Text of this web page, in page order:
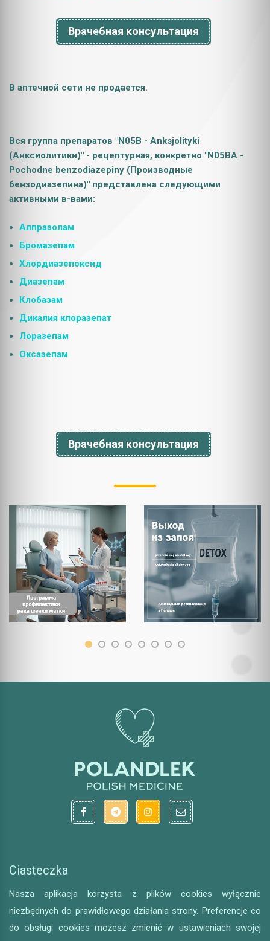
Врачебная консультация
В аптечной сети не продается.
Вся группа препаратов "N05B - Anksjolityki
(Анксиолитики)" - рецептурная, конкретно "N05BA -
Pochodne benzodiazepiny (Производные
бензодиазепина)" представлена следующими
активными в-вами:
Алпразoлам
Брoмазепам
Хлордиазепoксид
Диазепaм
Клoбазам
Дикалия клоразепат
Лoразепам
Oксазепам
Врачебная консультация
Ciasteczka
Nasza aplikacja korzysta z plików cookies wyłącznie
niezbędnych do prawidłowego działania strony. Preferencje co
do obsługi cookies możesz zmienić w ustawieniach swojej